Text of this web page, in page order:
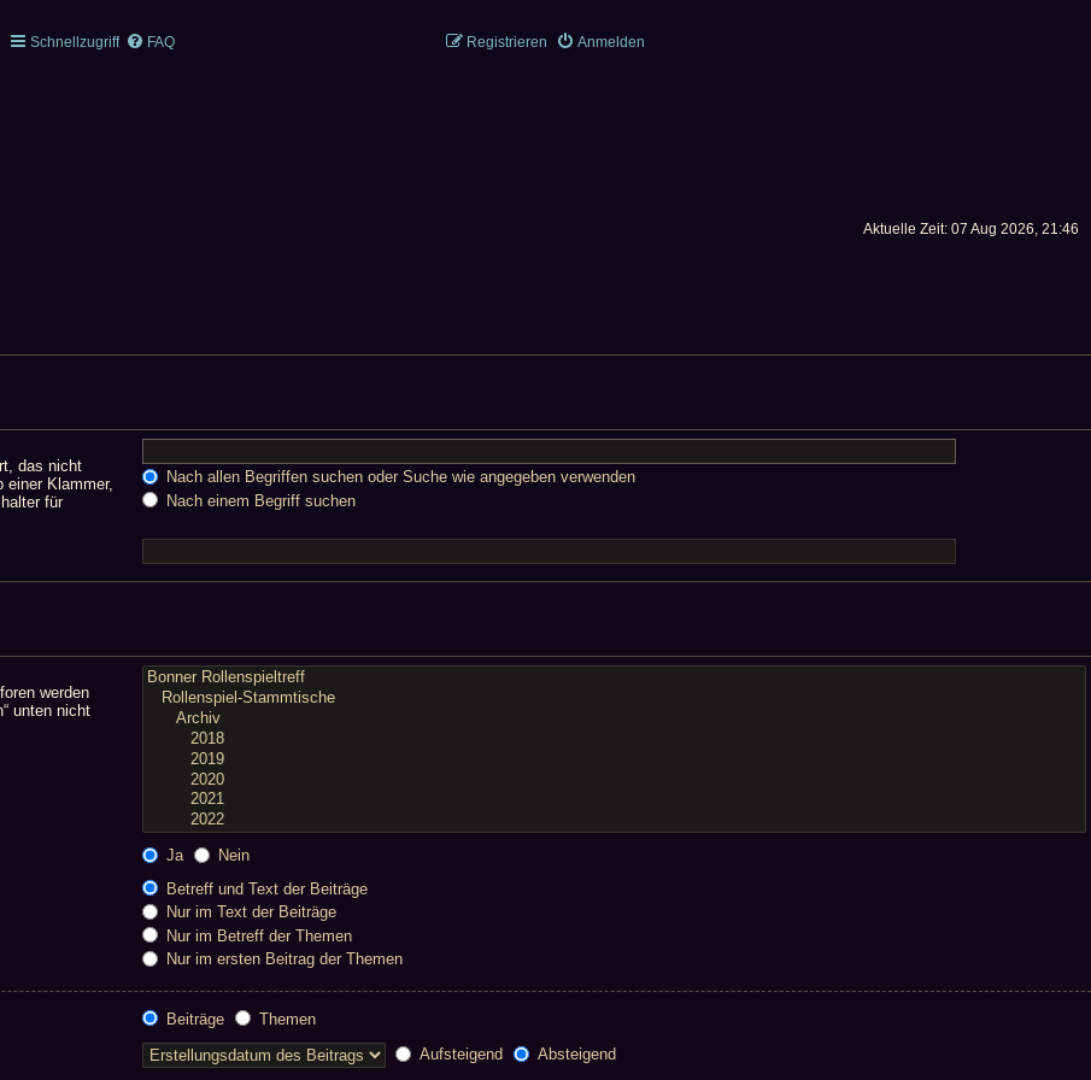
Schnellzugriff FAQ Anmelden
Registrieren
Aktuelle Zeit: 07 Aug 2026, 21:46
das nicht
einer Klammer,
für
Nach allen Begriffen suchen oder Suche wie angegeben verwenden
Nach einem Begriff suchen
werden
unten nicht
Ja
Nein
Betreff und Text der Beiträge
Nur im Text der Beiträge
Nur im Betreff der Themen
Nur im ersten Beitrag der Themen
Beiträge
Themen
Aufsteigend Absteigend